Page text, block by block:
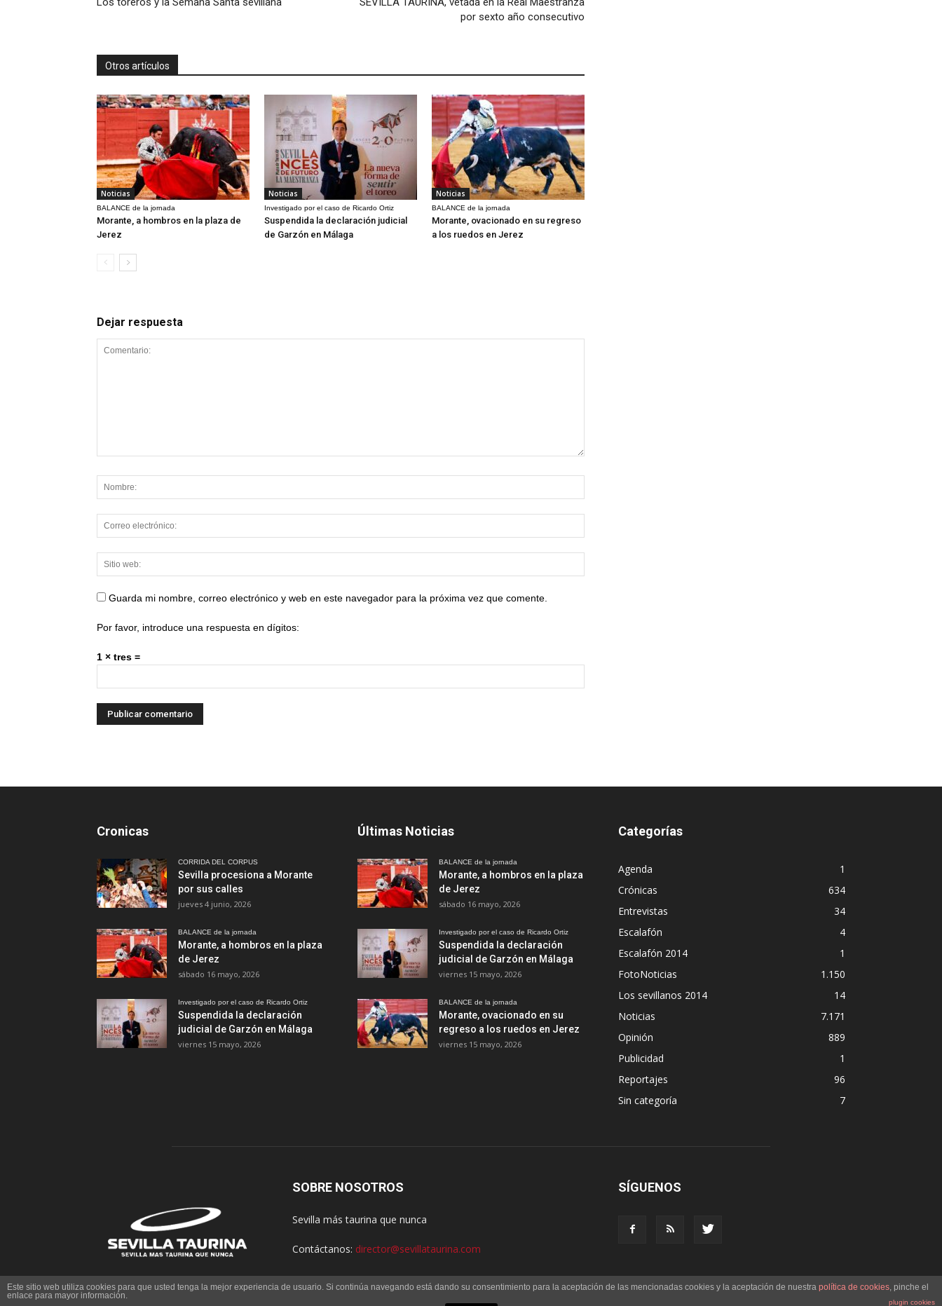
por sexto año consecutivo
Otros artículos
Noticias
BALANCE de la jornada
Morante, a hombros en la plaza de
Jerez
Noticias
Investigado por el caso de Ricardo Ortiz
Suspendida la declaración judicial
de Garzón en Málaga
Noticias
BALANCE de la jornada
Morante, ovacionado en su regreso
a los ruedos en Jerez
Dejar respuesta
Guarda mi nombre, correo electrónico y web en este navegador para la próxima vez que comente.
Por favor, introduce una respuesta en dígitos:
1 × tres =
Cronicas
CORRIDA DEL CORPUS
Sevilla procesiona a Morante
por sus calles
jueves 4 junio, 2026
BALANCE de la jornada
Morante, a hombros en la plaza
de Jerez
sábado 16 mayo, 2026
Investigado por el caso de Ricardo Ortiz
Suspendida la declaración
judicial de Garzón en Málaga
viernes 15 mayo, 2026
Últimas Noticias
BALANCE de la jornada
Morante, a hombros en la plaza
de Jerez
sábado 16 mayo, 2026
Investigado por el caso de Ricardo Ortiz
Suspendida la declaración
judicial de Garzón en Málaga
viernes 15 mayo, 2026
BALANCE de la jornada
Morante, ovacionado en su
regreso a los ruedos en Jerez
viernes 15 mayo, 2026
Categorías
Agenda
1
Crónicas
634
Entrevistas
34
Escalafón
4
Escalafón 2014
1
FotoNoticias
1.150
Los sevillanos 2014
14
Noticias
7.171
Opinión
889
Publicidad
1
Reportajes
96
Sin categoría
7
SOBRE NOSOTROS
Sevilla más taurina que nunca
Contáctanos: director@sevillataurina.com
SÍGUENOS
Este sitio web utiliza cookies para que usted tenga la mejor experiencia de usuario. Si continúa navegando está dando su consentimiento para la aceptación de las mencionadas cookies y la aceptación de nuestra política de cookies, pinche el
enlace para mayor información.
plugin cookies